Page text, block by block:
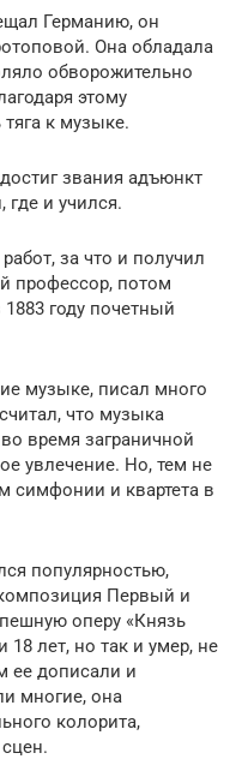
Германию, он
Она обладала
обворожительно
этому
к музыке.
звания адъюнкт
и учился.
за что и получил
профессор, потом
году почетный
музыке, писал много
что музыка
время заграничной
увлечение. Но, тем не
симфонии и квартета в
популярностью,
Первый и
оперу «Князь
18 лет, но так и умер, не
ее дописали и
многие, она
колорита,